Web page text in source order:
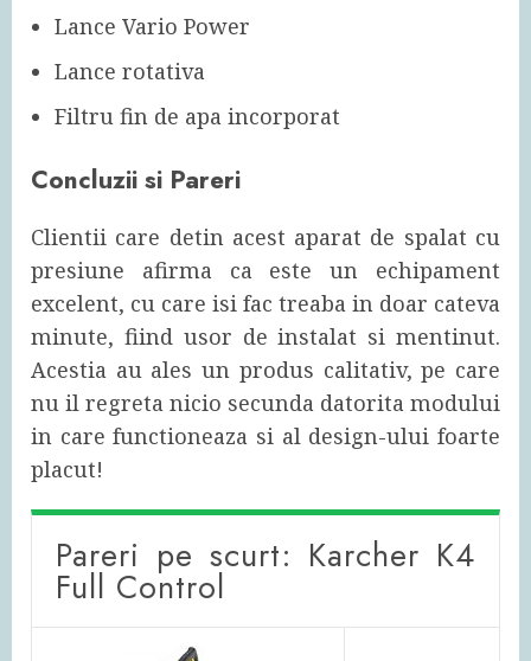
Lance Vario Power
Lance rotativa
Filtru fin de apa incorporat
Concluzii si Pareri
Clientii care detin acest aparat de spalat cu
presiune afirma ca este un echipament
excelent, cu care isi fac treaba in doar cateva
minute, fiind usor de instalat si mentinut.
Acestia au ales un produs calitativ, pe care
nu il regreta nicio secunda datorita modului
in care functioneaza si al design-ului foarte
placut!
Pareri pe scurt: Karcher K4
Full Control